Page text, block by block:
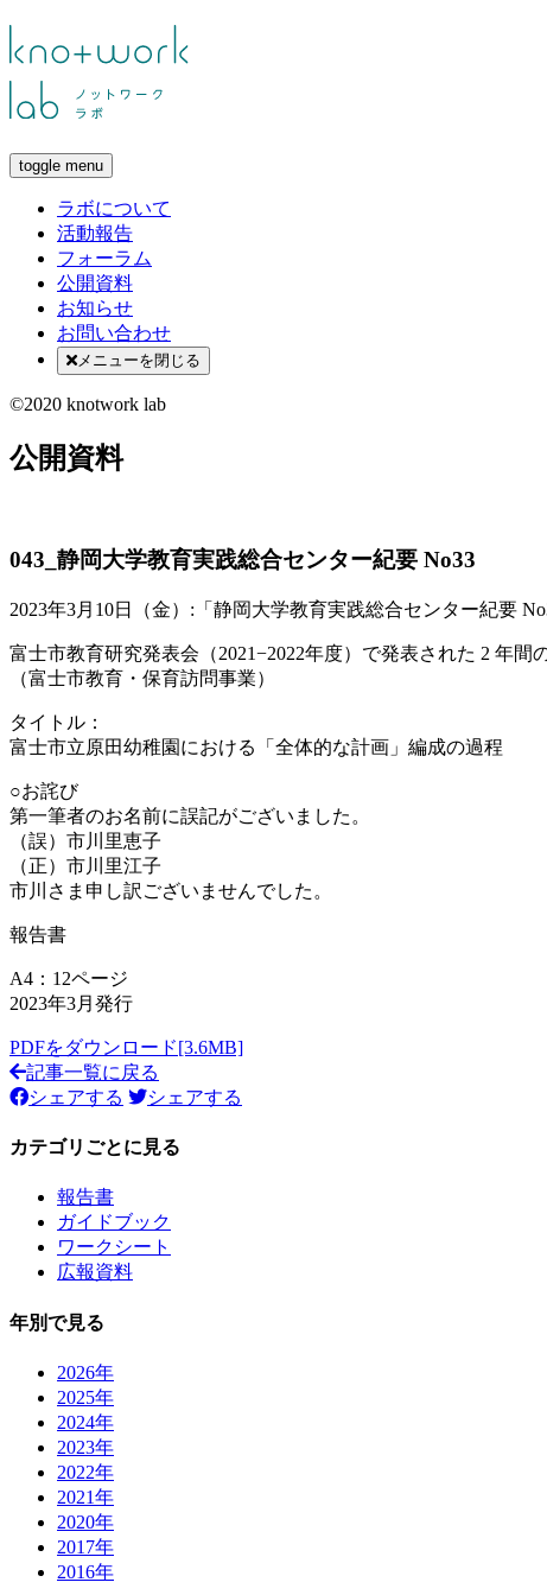
toggle menu
ラボについて
活動報告
フォーラム
公開資料
お知らせ
お問い合わせ
メニューを閉じる
©2020 knotwork lab
公開資料
043_静岡大学教育実践総合センター紀要 No33
2023年3月10日（金）:「静岡大学教育実践総合センター紀要
富士市教育研究発表会（2021−2022年度）で発表された 2 年
（富士市教育・保育訪問事業）
タイトル：
富士市立原田幼稚園における「全体的な計画」編成の過程
○お詫び
第一筆者のお名前に誤記がございました。
（誤）市川里恵子
（正）市川里江子
市川さま申し訳ございませんでした。
報告書
A4：12ページ
2023年3月発行
PDFをダウンロード[3.6MB]
記事一覧に戻る
シェアする
シェアする
カテゴリごとに見る
報告書
ガイドブック
ワークシート
広報資料
年別で見る
2026年
2025年
2024年
2023年
2022年
2021年
2020年
2017年
2016年